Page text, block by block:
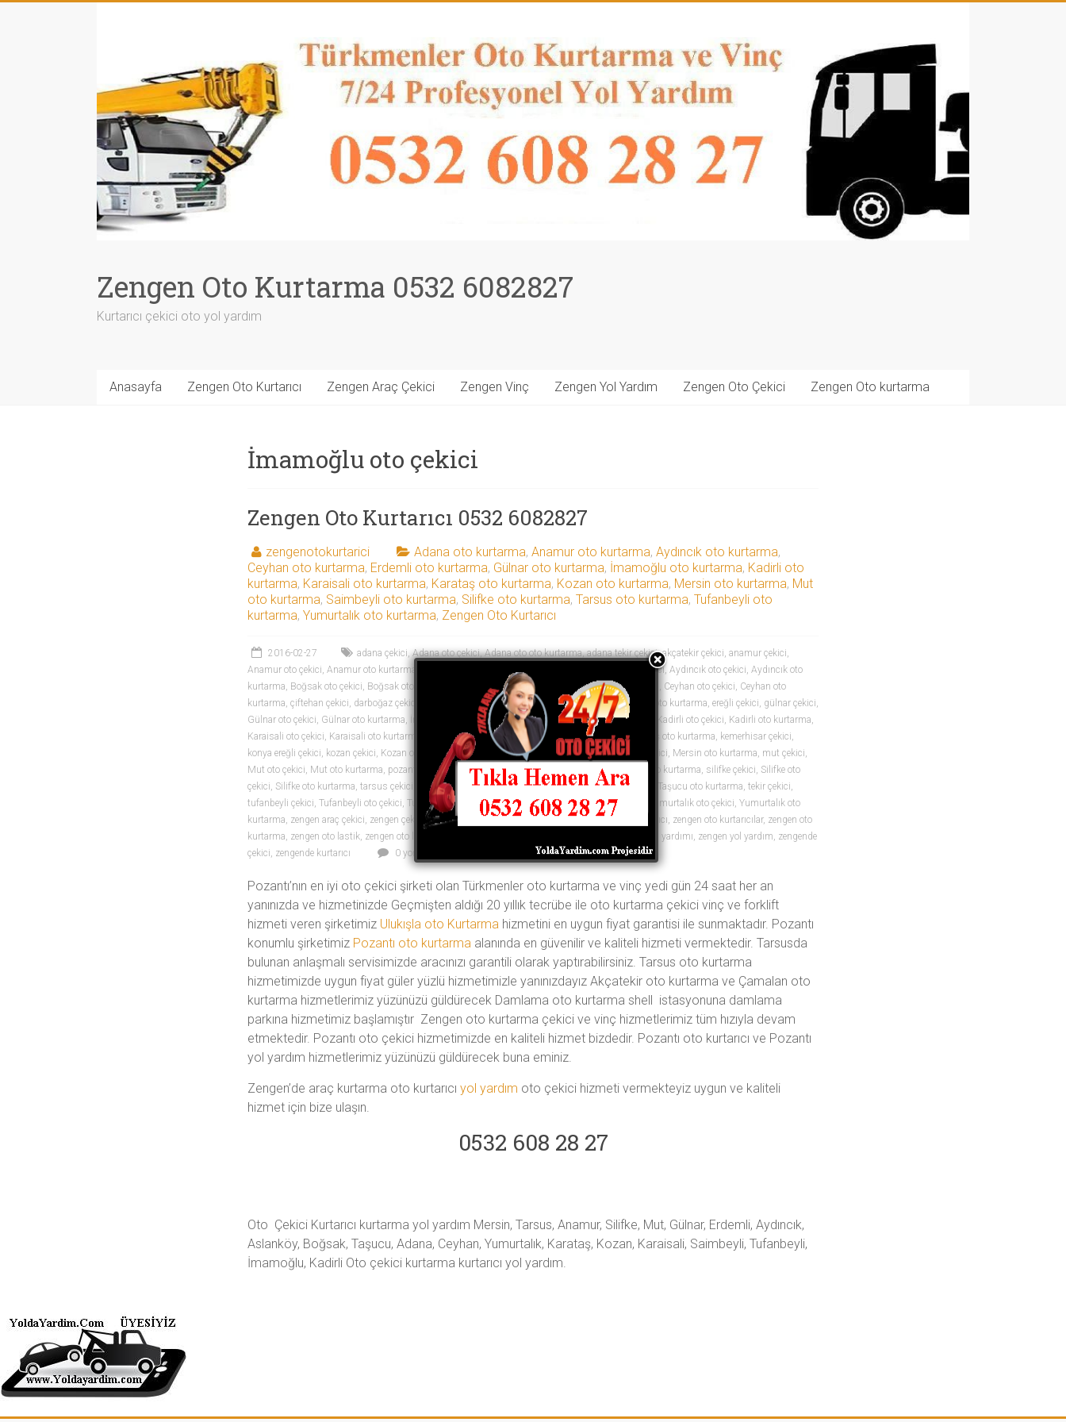
Zengen Oto Kurtarma 0532 6082827
Kurtarıcı çekici oto yol yardım
Anasayfa Zengen Oto Kurtarıcı Zengen Araç Çekici Zengen Vinç Zengen Yol Yardım Zengen Oto Çekici Zengen Oto kurtarma
İmamoğlu oto çekici
Zengen Oto Kurtarıcı 0532 6082827
zengenotokurtarici Adana oto kurtarma, Anamur oto kurtarma, Aydıncık oto kurtarma,
Ceyhan oto kurtarma, Erdemli oto kurtarma, Gülnar oto kurtarma, İmamoğlu oto kurtarma, Kadirli oto
kurtarma, Karaisali oto kurtarma, Karataş oto kurtarma, Kozan oto kurtarma, Mersin oto kurtarma, Mut
oto kurtarma, Saimbeyli oto kurtarma, Silifke oto kurtarma, Tarsus oto kurtarma, Tufanbeyli oto
kurtarma, Yumurtalık oto kurtarma, Zengen Oto Kurtarıcı
2016-02-27 adana çekici,Adana oto çekici,Adana oto oto kurtarma,adana tekir çekici,akçatekir çekici, anamur çekici,
Anamur oto çekici, Anamur oto kurtarma Aslanköy oto kurtarma aydıncık çekici, Aydıncık oto çekici, Aydıncık oto
kurtarma, Boğsak oto çekici, Boğsak oto kurtarma çamalan çekici,çamardı çekici,çamlıyayla çekici , Ceyhan oto çekici, Ceyhan oto
kurtarma, çiftehan çekici, darboğaz çekici ,erdemli çekici,Erdemli oto çekici,Erdemli oto kurtarma, ereğli çekici, gülnar çekici,
Gülnar oto çekici, Gülnar oto kurtarma, İmamoğlu oto çekici İmamoğlu oto kurtarma,kadirli çekici Kadirli oto çekici, Kadirli oto kurtarma,
Karaisali oto çekici, Karaisali oto kurtarma karaisalı çekici,karataş çekici Karataş oto çekici,Karataş oto kurtarma, kemerhisar çekici,
konya ereğli çekici, kozan çekici, Kozan oto çekici,Kozan oto kurtarma, mersin çekici,Mersin oto çekici, Mersin oto kurtarma, mut çekici,
Mut oto çekici, Mut oto kurtarma, pozantı çekici,saimbeyli çekici Saimbeyli oto çekici , Saimbeyli oto kurtarma, silifke çekici, Silifke oto
çekici, Silifke oto kurtarma, tarsus çekici Tarsus oto çekici,Tarsus oto kurtarma,Taşucu oto çekici Taşucu oto kurtarma, tekir çekici,
tufanbeyli çekici, Tufanbeyli oto çekici, Tufanbeyli oto kurtarma, ulukışla çekici ,yumurtalık çekici Yumurtalık oto çekici, Yumurtalık oto
kurtarma, zengen araç çekici, zengen çekici , zengen oto çekici ,zengen oto çekiciler , zengen oto kurtarıcı, zengen oto kurtarıcılar, zengen oto
kurtarma, zengen oto lastik, zengen oto lastikçi zengen oto yol yardımı, zengen yol yardım, zengende
çekici, zengende kurtarıcı 0 yorum
Pozantı’nın en iyi oto çekici şirketi olan Türkmenler oto kurtarma ve vinç yedi gün 24 saat her an
yanınızda ve hizmetinizde Geçmişten aldığı 20 yıllık tecrübe ile oto kurtarma çekici vinç ve forklift
hizmeti veren şirketimiz Ulukışla oto Kurtarma hizmetini en uygun fiyat garantisi ile sunmaktadır. Pozantı
konumlu şirketimiz Pozantı oto kurtarma alanında en güvenilir ve kaliteli hizmeti vermektedir. Tarsusda
bulunan anlaşmalı servisimizde aracınızı garantili olarak yaptırabilirsiniz. Tarsus oto kurtarma
hizmetimizde uygun fiyat güler yüzlü hizmetimizle yanınızdayız Akçatekir oto kurtarma ve Çamalan oto
kurtarma hizmetlerimiz yüzünüzü güldürecek Damlama oto kurtarma shell istasyonuna damlama
parkına hizmetimiz başlamıştır Zengen oto kurtarma çekici ve vinç hizmetlerimiz tüm hızıyla devam
etmektedir. Pozantı oto çekici hizmetimizde en kaliteli hizmet bizdedir. Pozantı oto kurtarıcı ve Pozantı
yol yardım hizmetlerimiz yüzünüzü güldürecek buna eminiz.
Zengen’de araç kurtarma oto kurtarıcı yol yardım oto çekici hizmeti vermekteyiz uygun ve kaliteli
hizmet için bize ulaşın.
0532 608 28 27
Oto Çekici Kurtarıcı kurtarma yol yardım Mersin, Tarsus, Anamur, Silifke, Mut, Gülnar, Erdemli, Aydıncık,
Aslanköy, Boğsak, Taşucu, Adana, Ceyhan, Yumurtalık, Karataş, Kozan, Karaisali, Saimbeyli, Tufanbeyli,
İmamoğlu, Kadirli Oto çekici kurtarma kurtarıcı yol yardım.